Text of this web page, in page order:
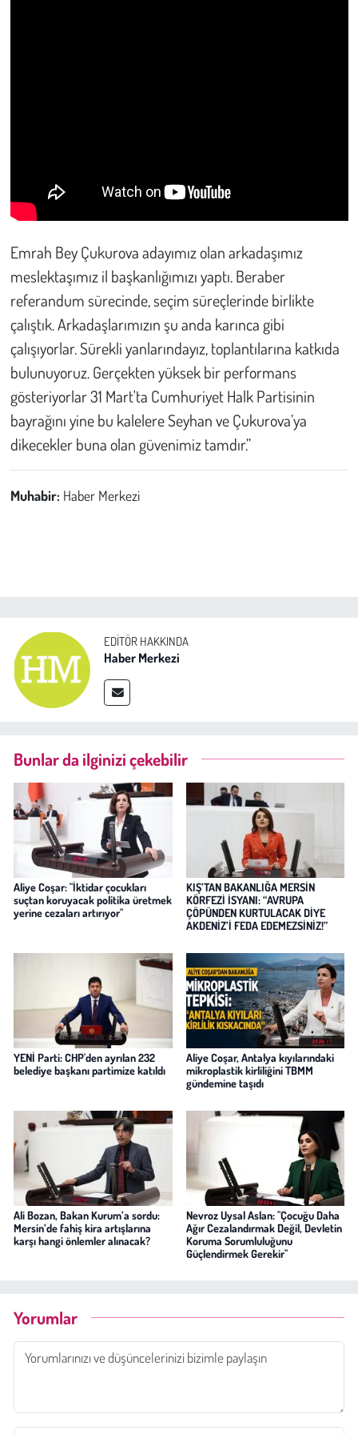
Emrah Bey Çukurova adayımız olan arkadaşımız
meslektaşımız il başkanlığımızı yaptı. Beraber
referandum sürecinde, seçim süreçlerinde birlikte
çalıştık. Arkadaşlarımızın şu anda karınca gibi
çalışıyorlar. Sürekli yanlarındayız, toplantılarına katkıda
bulunuyoruz. Gerçekten yüksek bir performans
gösteriyorlar 31 Mart'ta Cumhuriyet Halk Partisinin
bayrağını yine bu kalelere Seyhan ve Çukurova’ya
dikecekler buna olan güvenimiz tamdır.”
Muhabir: Haber Merkezi
EDITÖR HAKKINDA
Haber Merkezi
Bunlar da ilginizi çekebilir
Aliye Coşar: "İktidar çocukları
suçtan koruyacak politika üretmek
yerine cezaları artırıyor"
KIŞ’TAN BAKANLIĞA MERSİN
KÖRFEZİ İSYANI: “AVRUPA
ÇÖPÜNDEN KURTULACAK DİYE
AKDENİZ’İ FEDA EDEMEZSİNİZ!”
YENİ Parti: CHP'den ayrılan 232
belediye başkanı partimize katıldı
Aliye Coşar, Antalya kıyılarındaki
mikroplastik kirliliğini TBMM
gündemine taşıdı
Ali Bozan, Bakan Kurum’a sordu:
Mersin’de fahiş kira artışlarına
karşı hangi önlemler alınacak?
Nevroz Uysal Aslan: "Çocuğu Daha
Ağır Cezalandırmak Değil, Devletin
Koruma Sorumluluğunu
Güçlendirmek Gerekir"
Yorumlar